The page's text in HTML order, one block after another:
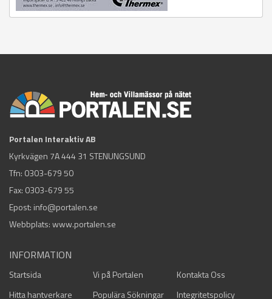
Portalen Interaktiv AB
Kyrkvägen 7A 444 31 STENUNGSUND
Tfn: 0303-679 50
Fax: 0303-679 55
Epost: info@portalen.se
Webbplats: www.portalen.se
INFORMATION
Startsida Vi på Portalen
Kontakta Oss
Hitta hantverkare
Populära Sökningar Integritetspolicy